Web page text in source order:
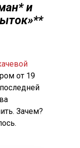
и
от 19
Зачем?